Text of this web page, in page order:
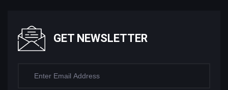
GET NEWSLETTER